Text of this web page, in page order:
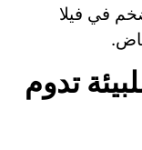
في فيلا
تدوم